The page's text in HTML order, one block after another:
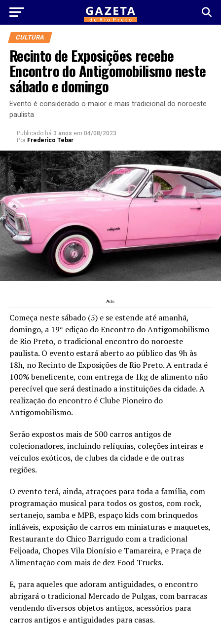
CULTURA
Recinto de Exposições recebe
Encontro do Antigomobilismo neste
sábado e domingo
Evento é considerado o maior e mais tradicional do noroeste
paulista
Publicado há 3 anos em 04/08/2023
Por Frederico Tebar
Ads
Começa neste sábado (5) e se estende até amanhã,
domingo, a 19ª edição do Encontro do Antigomobilismo
de Rio Preto, o tradicional encontro do noroeste
paulista. O evento estará aberto ao público das 9h às
18h, no Recinto de Exposições de Rio Preto. A entrada é
100% beneficente, com entrega de 1kg de alimento não
perecível que será destinado a instituições da cidade. A
realização do encontro é Clube Pioneiro do
Antigomobilismo.
Serão expostos mais de 500 carros antigos de
colecionadores, incluindo relíquias, coleções inteiras e
veículos exóticos, de clubes da cidade e de outras
regiões.
O evento terá, ainda, atrações para toda a família, com
programação musical para todos os gostos, com rock,
sertanejo, samba e MPB, espaço kids com brinquedos
infláveis, exposição de carros em miniaturas e maquetes,
Restaurante do Chico Barrigudo com a tradicional
Feijoada, Chopes Vila Dionísio e Tamareira, e Praça de
Alimentação com mais de dez Food Trucks.
E, para aqueles que adoram antiguidades, o encontro
abrigará o tradicional Mercado de Pulgas, com barracas
vendendo diversos objetos antigos, acessórios para
carros antigos e antiguidades para casas.